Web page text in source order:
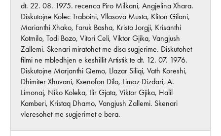
dt. 22. 08. 1975. recenca Piro Milkani, Angjelina Xhara.
Diskutojne Kolec Traboini, Vllasova Musta, Kliton Gilani,
Marianthi Xhako, Faruk Basha, Kristo Jorgji, Krisanthi
Kotmilo, Todi Bozo, Vitori Celi, Viktor Gjika, Vangjush
Zallemi. Skenari miratohet me disa sugjerime. Diskutohet
filmi ne mbledhjen e keshillit Artistik te dt. 12. 07. 1976.
Diskutojne Marjanthi Qemo, Llazar Siliqi, Vath Koreshi,
Dhimiter Xhuvani, Ksenofon Dilo, Limoz Dizdari, A.
Limonaj, Niko Koleka, Ilir Gjata, Viktor Gjika, Halil
Kamberi, Kristaq Dhamo, Vangjush Zallemi. Skenari
vleresohet me sugjerimet e bera.